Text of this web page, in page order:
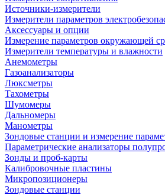
Источники-измерители
Измерители параметров
Аксессуары и опции
Измерение параметров окружающей
Измерители температуры и влажности
Анемометры
Газоанализаторы
Люксметры
Тахометры
Шумомеры
Дальномеры
Манометры
Зондовые станции и измерение
Параметрические анализаторы
Зонды и проб-карты
Калибровочные пластины
Микропозиционеры
Зондовые станции